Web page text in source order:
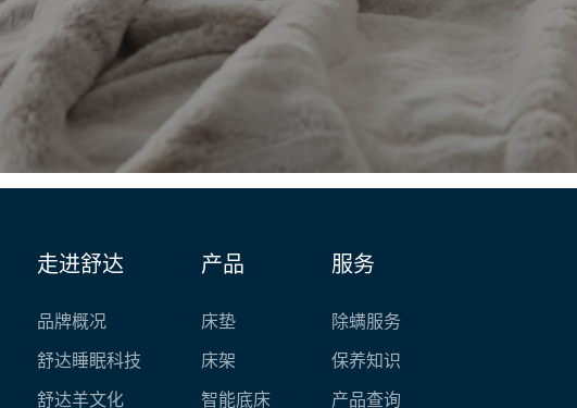
走进舒达
品牌概况
舒达睡眠科技
舒达羊文化
产品
床垫
床架
智能底床
服务
除螨服务
保养知识
产品查询